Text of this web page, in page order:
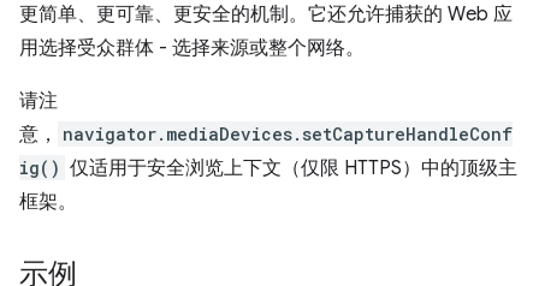
更简单、更可靠、更安全的机制。它还允许捕获的 Web 应
用选择受众群体 - 选择来源或整个网络。
请注
意，
navigator.mediaDevices.setCaptureHandleConf
ig() 仅适用于安全浏览上下文（仅限 HTTPS）中的顶级主
框架。
示例